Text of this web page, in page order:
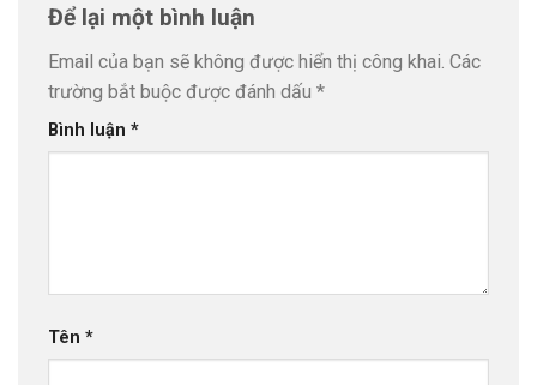
Để lại một bình luận
Email của bạn sẽ không được hiển thị công khai. Các
trường bắt buộc được đánh dấu *
Bình luận *
Tên *